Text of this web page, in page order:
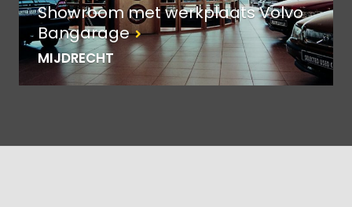
Showroom met werkplaats Volvo
Bangarage
MIJDRECHT